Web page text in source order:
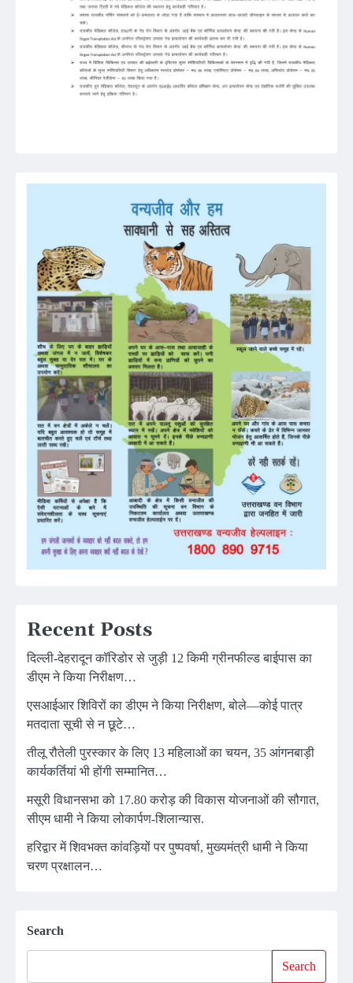
Recent Posts
दिल्ली-देहरादून कॉरिडोर से जुड़ी 12 किमी ग्रीनफील्ड बाईपास का
डीएम ने किया निरीक्षण…
एसआईआर शिविरों का डीएम ने किया निरीक्षण, बोले—कोई पात्र
मतदाता सूची से न छूटे…
तीलू रौतेली पुरस्कार के लिए 13 महिलाओं का चयन, 35 आंगनबाड़ी
कार्यकर्तियां भी होंगी सम्मानित…
मसूरी विधानसभा को 17.80 करोड़ की विकास योजनाओं की सौगात,
सीएम धामी ने किया लोकार्पण-शिलान्यास.
हरिद्वार में शिवभक्त कांवड़ियों पर पुष्पवर्षा, मुख्यमंत्री धामी ने किया
चरण प्रक्षालन…
Search
Search